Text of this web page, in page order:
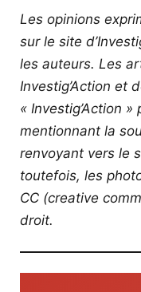
Les opinions
sur le site
les auteurs. Les
Investig’Action et
« Investig’Action
mentionnant la
renvoyant vers le
toutefois, les
CC (creative
droit.